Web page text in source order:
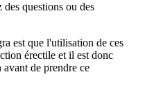
questions ou des
est que l'utilisation de ces
érectile et il est donc
de prendre ce